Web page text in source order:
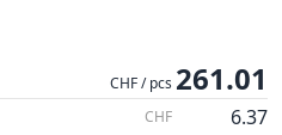
CHF / pcs 261.01
CHF 6.37